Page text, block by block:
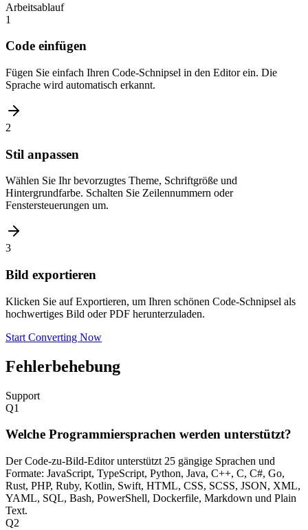
Arbeitsablauf
1
Code einfügen
Fügen Sie einfach Ihren Code-Schnipsel in den Editor ein. Die
Sprache wird automatisch erkannt.
2
Stil anpassen
Wählen Sie Ihr bevorzugtes Theme, Schriftgröße und
Hintergrundfarbe. Schalten Sie Zeilennummern oder
Fenstersteuerungen um.
3
Bild exportieren
Klicken Sie auf Exportieren, um Ihren schönen Code-Schnipsel als
hochwertiges Bild oder PDF herunterzuladen.
Start Converting Now
Fehlerbehebung
Support
Q1
Welche Programmiersprachen werden unterstützt?
Der Code-zu-Bild-Editor unterstützt 25 gängige Sprachen und
Formate: JavaScript, TypeScript, Python, Java, C++, C, C#, Go,
Rust, PHP, Ruby, Kotlin, Swift, HTML, CSS, SCSS, JSON, XML,
YAML, SQL, Bash, PowerShell, Dockerfile, Markdown und Plain
Text.
Q2